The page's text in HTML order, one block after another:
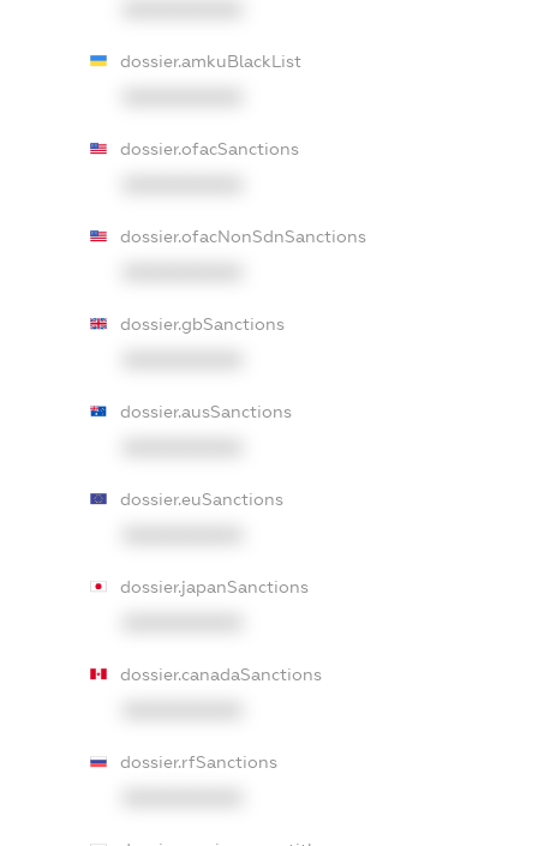
dossier.amkuBlackList
dossier.ofacSanctions
dossier.ofacNonSdnSanctions
dossier.gbSanctions
dossier.ausSanctions
dossier.euSanctions
dossier.japanSanctions
dossier.canadaSanctions
dossier.rfSanctions